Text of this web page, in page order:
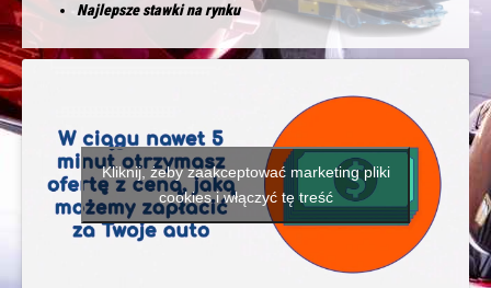
Najlepsze stawki na rynku
Kliknij, żeby zaakceptować marketing pliki
cookies i włączyć tę treść